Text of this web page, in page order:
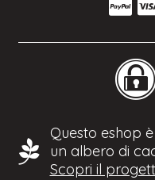
Questo eshop
un albero di
Scopri il